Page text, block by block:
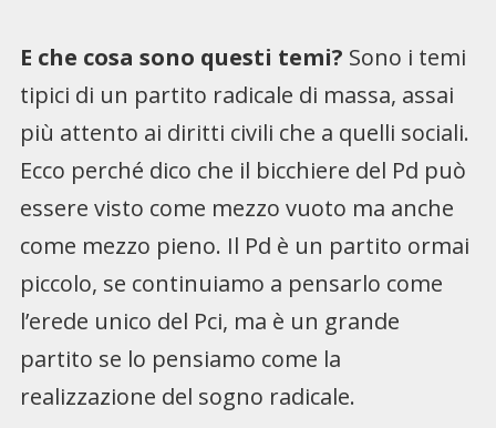
E che cosa sono questi temi? Sono i temi
tipici di un partito radicale di massa, assai
più attento ai diritti civili che a quelli sociali.
Ecco perché dico che il bicchiere del Pd può
essere visto come mezzo vuoto ma anche
come mezzo pieno. Il Pd è un partito ormai
piccolo, se continuiamo a pensarlo come
l’erede unico del Pci, ma è un grande
partito se lo pensiamo come la
realizzazione del sogno radicale.